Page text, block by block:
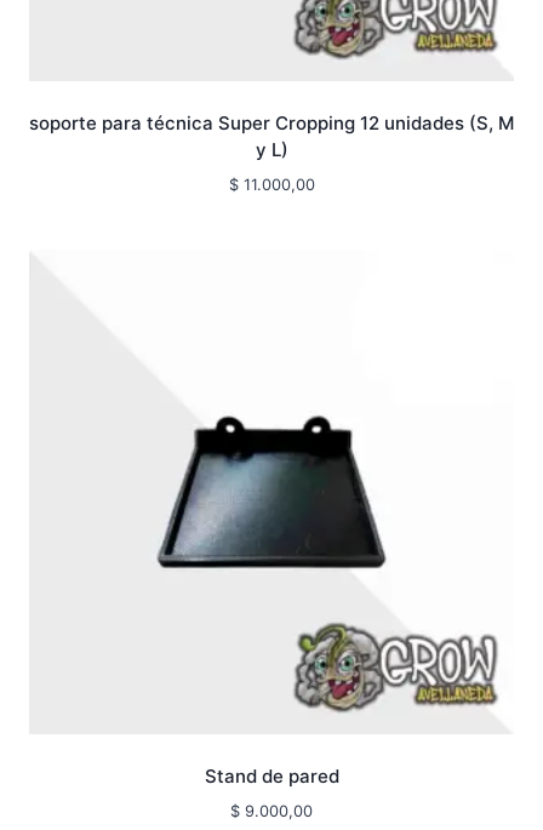
soporte para técnica Super Cropping 12 unidades (S, M
y L)
$11.000,00
Stand de pared
$ 9.000,00